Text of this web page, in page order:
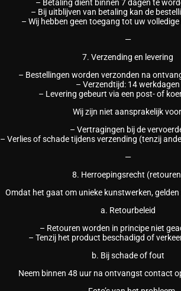
– Betaling dient binnen 7 dagen te
– Bij uitblijven van betaling kan de
– Wij hebben geen toegang tot uw
—
7. Verzending en levering
– Bestellingen worden verzonden na
– Verzendtijd: 14 werkdagen
– Levering gebeurt via een post- of
Wij zijn niet aansprakelijk
– Vertragingen bij de
– Verlies of schade tijdens verzending (tenzij
—
8. Herroepingsrecht
Omdat het gaat om unieke kunstwerken, gelden
a. Retourbeleid
– Retouren worden in principe niet
– Tenzij het product beschadigd of
b. Bij schade of fout
Neem binnen 48 uur na ontvangst contact